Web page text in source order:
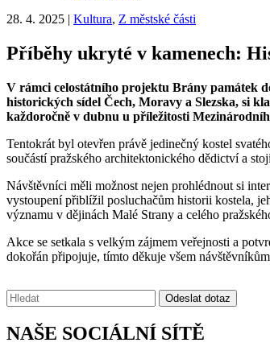
28. 4. 2025 | Kultura, Z městské části
Příběhy ukryté v kamenech:
V rámci celostátního projektu Brány památek
historických sídel Čech, Moravy a Slezska, si
každoročně v dubnu u příležitosti
Tentokrát byl otevřen právě jedinečný kostel
součástí pražského architektonického dědictví a
Návštěvníci měli možnost nejen prohlédnout si
vystoupení přiblížil posluchačům historii kostela,
významu v dějinách Malé Strany a celého
Akce se setkala s velkým zájmem veřejnosti a
dokořán připojuje, tímto děkuje všem
Vyhledávání: Odeslat dotaz
NAŠE SOCIÁLNÍ SÍTĚ